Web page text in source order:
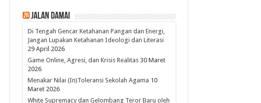
Jalan Damai
Di Tengah Gencar Ketahanan Pangan dan Energi,
Jangan Lupakan Ketahanan Ideologi dan Literasi
29 April 2026
Game Online, Agresi, dan Krisis Realitas 30 Maret
2026
Menakar Nilai (In)Toleransi Sekolah Agama 10
Maret 2026
White Supremacy dan Gelombang Teror Baru oleh